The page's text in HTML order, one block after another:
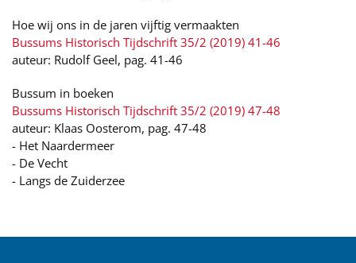
Hoe wij ons in de jaren vijftig vermaakten
Bussums Historisch Tijdschrift 35/2 (2019) 41-46
auteur: Rudolf Geel, pag. 41-46
Bussum in boeken
Bussums Historisch Tijdschrift 35/2 (2019) 47-48
auteur: Klaas Oosterom, pag. 47-48
- Het Naardermeer
- De Vecht
- Langs de Zuiderzee